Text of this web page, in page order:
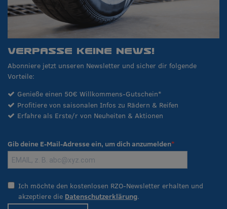
VERPASSE KEINE NEWS!
Abonniere jetzt unseren Newsletter und sicher dir folgende
Vorteile:
Genieße einen 50€ Willkommens-Gutschein*
Profitiere von saisonalen Infos zu Rädern & Reifen
Erfahre als Erste/r von Neuheiten & Aktionen
Gib deine E-Mail-Adresse ein, um dich anzumelden
Ich möchte den kostenlosen RZO-Newsletter erhalten und
akzeptiere die Datenschutzerklärung.